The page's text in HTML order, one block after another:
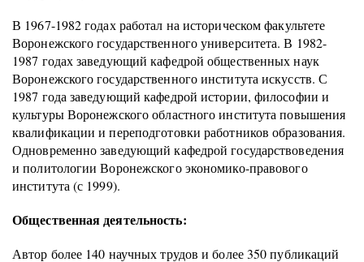
В 1967-1982 годах работал на историческом факультете
Воронежского государственного университета. В 1982-
1987 годах заведующий кафедрой общественных наук
Воронежского государственного института искусств. С
1987 года заведующий кафедрой истории, философии и
культуры Воронежского областного института повышения
квалификации и переподготовки работников образования.
Одновременно заведующий кафедрой государствоведения
и политологии Воронежского экономико-правового
института (с 1999).
Общественная деятельность:
Автор более 140 научных трудов и более 350 публикаций